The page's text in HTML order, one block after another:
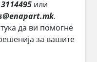
или
.
да ви помогне
за вашите